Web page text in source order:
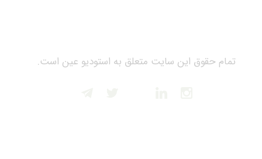
تمام حقوق این سایت متعلق به استودیو عین است.